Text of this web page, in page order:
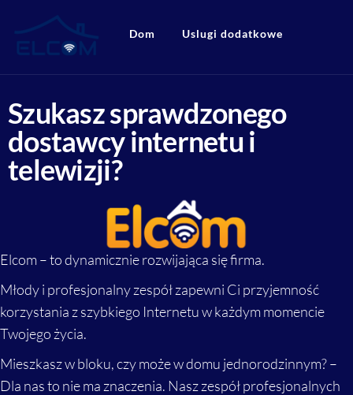
Elcom
InternetDom Uslugi dodatkowe
Szukasz sprawdzonego
dostawcy internetu i
telewizji?
Elcom – to dynamicznie rozwijająca się firma.
Młody i profesjonalny zespół zapewni Ci przyjemność
korzystania z szybkiego Internetu w każdym momencie
Twojego życia.
Mieszkasz w bloku, czy może w domu jednorodzinnym? –
Dla nas to nie ma znaczenia. Nasz zespół profesjonalnych